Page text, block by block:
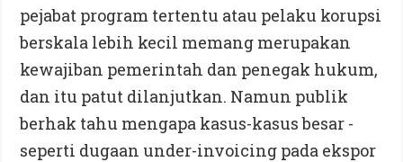
pejabat program tertentu atau pelaku korupsi
berskala lebih kecil memang merupakan
kewajiban pemerintah dan penegak hukum,
dan itu patut dilanjutkan. Namun publik
berhak tahu mengapa kasus-kasus besar -
seperti dugaan under-invoicing pada ekspor